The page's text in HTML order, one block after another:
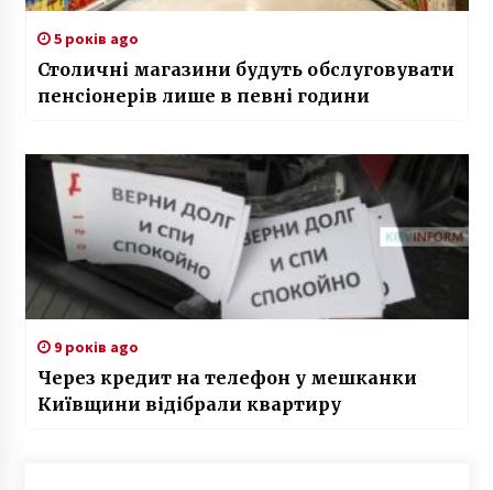
5 років ago
Столичні магазини будуть обслуговувати
пенсіонерів лише в певні години
9 років ago
Через кредит на телефон у мешканки
Київщини відібрали квартиру